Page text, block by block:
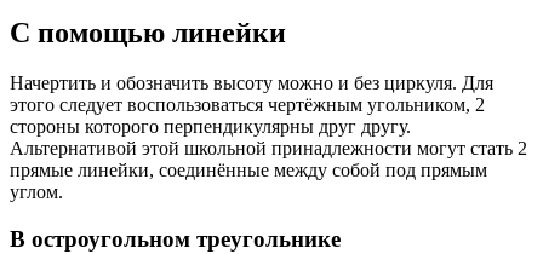
С помощью линейки
Начертить и обозначить высоту можно и без циркуля. Для
этого следует воспользоваться чертёжным угольником, 2
стороны которого перпендикулярны друг другу.
Альтернативой этой школьной принадлежности могут стать 2
прямые линейки, соединённые между собой под прямым
углом.
В остроугольном треугольнике